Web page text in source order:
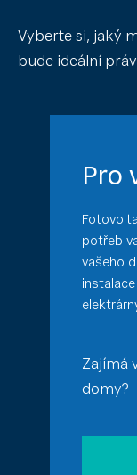
Vyberte si, jaký
bude ideální
Pro
potřeb
vašeho
Zajímá
domy?